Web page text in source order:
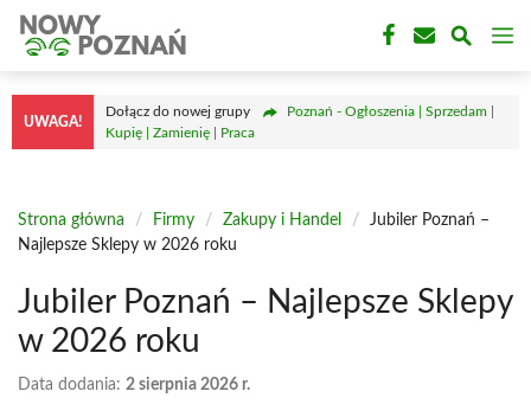
Przejdź
treści
UWAGA!
Dołącz do nowej grupy
Poznań - Ogłoszenia | Sprzedam |
Kupię | Zamienię | Praca
Strona główna / Firmy / Zakupy i Handel /
Jubiler Poznań –
Najlepsze Sklepy w 2026 roku
Jubiler Poznań – Najlepsze Sklepy
w 2026 roku
Data dodania: 2 sierpnia 2026 r.